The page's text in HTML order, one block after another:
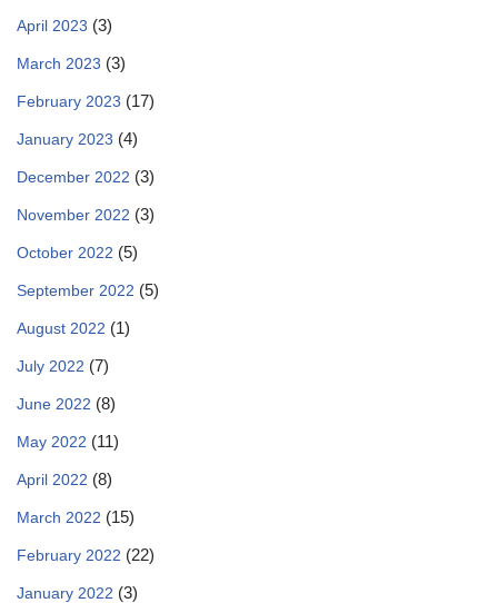
April 2023 (3)
March 2023 (3)
February 2023 (17)
January 2023 (4)
December 2022 (3)
November 2022 (3)
October 2022 (5)
September 2022 (5)
August 2022 (1)
July 2022 (7)
June 2022 (8)
May 2022 (11)
April 2022 (8)
March 2022 (15)
February 2022 (22)
January 2022 (3)